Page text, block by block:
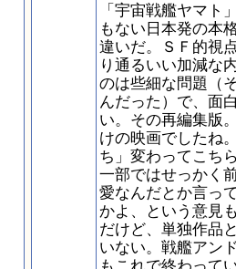
「宇宙戦艦ヤマト
もない日本発の本
違いだ。ＳＦ的視
り通るいい加減な
のは些細な問題（
んだった）で、面
い。その再編集版
けの映画でしたね
ち」変わってこち
一部ではせっかく
愛なんだとか言っ
かよ、という意見
だけど、単独作品
いない。戦艦アン
もこれで終わって